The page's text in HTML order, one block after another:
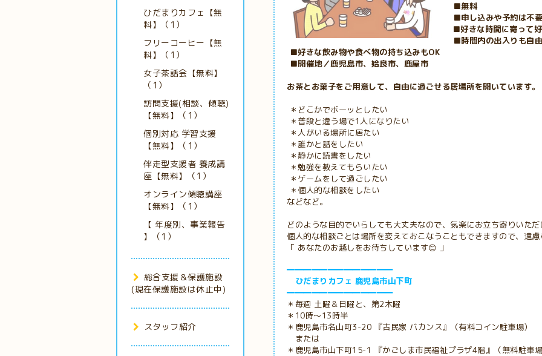
■無料
■申し込みや予約は不要
■好きな時間に寄って
■時間内の出入りも自由
■好きな飲み物や食べ物の持ち込みもOK
■開催地／鹿児島市、姶良市、鹿屋市
お茶とお菓子をご用意して、自由に過ごせる居場所を開いています。
＊どこかでボーッとしたい
＊普段と違う場で1人になりたい
＊人がいる場所に居たい
＊誰かと話をしたい
＊静かに読書をしたい
＊勉強を教えてもらいたい
＊ゲームをして過ごしたい
＊個人的な相談をしたい
などなど。
どのような目的でいらしても大丈夫なので、気楽にお立ち寄りいただ
個人的な相談ごとは場所を変えておこなうこともできますので、遠慮
「 あなたのお越しをお待ちしています😊 」
━━━━━━━━━━━━━
ひだまりカフェ 鹿児島市山下町
━━━━━━━━━━━━━
＊毎週 土曜＆日曜と、第2木曜
＊10時～13時半
＊鹿児島市名山町3-20 『古民家 バカンス』（有料コイン駐車場）
または
＊鹿児島市山下町15-1 『かごしま市民福祉プラザ4階』（無料駐車場
ひだまりカフェ【無
料】（1）
フリーコーヒー【無
料】（1）
女子茶話会【無料】
（1）
訪問支援(相談、傾聴)
【無料】（1）
個別対応 学習支援
【無料】（1）
伴走型支援者 養成講
座【無料】（1）
オンライン傾聴講座
【無料】（1）
【 年度別、事業報告
】（1）
総合支援＆保護施設
(現在保護施設は休止中)
スタッフ紹介